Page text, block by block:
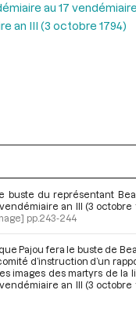
au 17
an III (3 octobre 1794)
buste du représentant
an III (3 octobre
pp.243-244
Pajou fera le buste de
d’instruction d’un
images des martyrs de la
an III (3 octobre